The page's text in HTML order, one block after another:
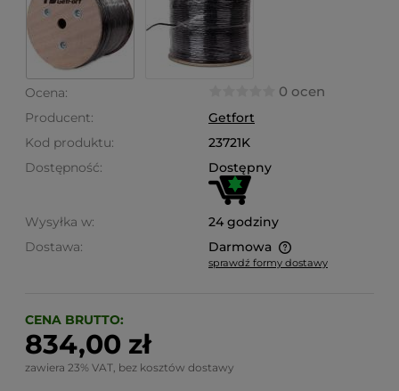
Ocena: 0 ocen
Producent:
Getfort
Kod produktu:
23721K
Dostępność:
Dostępny
Wysyłka w:
24 godziny
Dostawa:
Darmowa
Cena nie zawiera ewentualnych kosztów płatności
sprawdź formy dostawy
CENA BRUTTO:
834,00 zł
zawiera 23% VAT, bez kosztów dostawy